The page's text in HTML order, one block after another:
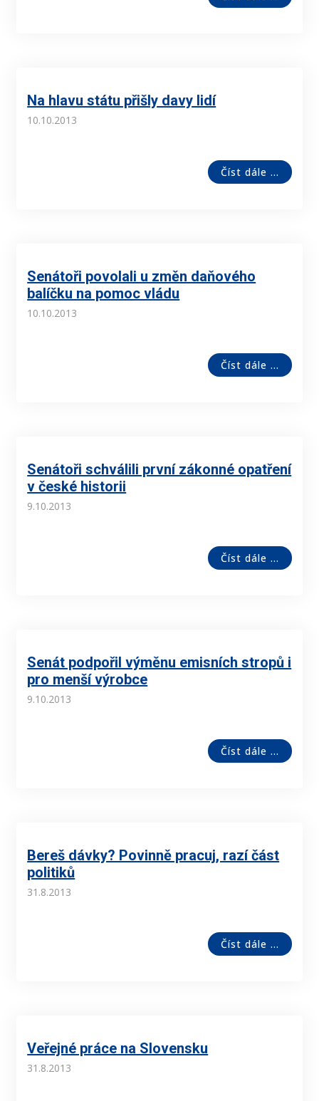
Na hlavu státu přišly davy lidí
10.10.2013
Číst dále ...
Senátoři povolali u změn daňového
balíčku na pomoc vládu
10.10.2013
Číst dále ...
Senátoři schválili první zákonné opatření
v české historii
9.10.2013
Číst dále ...
Senát podpořil výměnu emisních stropů i
pro menší výrobce
9.10.2013
Číst dále ...
Bereš dávky? Povinně pracuj, razí část
politiků
31.8.2013
Číst dále ...
Veřejné práce na Slovensku
31.8.2013